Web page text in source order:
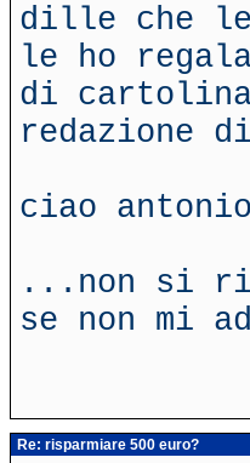
dille che
le ho
di
redazione
ciao antonio
...non si
se non mi
Re: risparmiare 500 euro?